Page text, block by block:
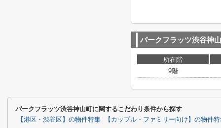
パークフラッツ渋谷神
所在階
9階
パークフラッツ渋谷神山町に関するこだわり条件から探す
【港区・渋谷区】の物件特集 【カップル・ファミリー向け】の物件